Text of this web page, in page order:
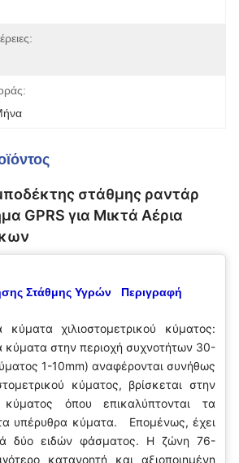
στάθμης ραντάρ
GPRS για Μικτά Αέρια
Στάθμης Υγρών Περιγραφή
κύματα χιλιοστομετρικού κύματος:
κύματα στην περιοχή συχνοτήτων 30-
1-10mm) αναφέρονται συνήθως
κύματος, βρίσκεται στην
όπου επικαλύπτονται τα
υπέρυθρα κύματα. Επομένως, έχει
δύο ειδών φάσματος. Η ζώνη 76-
κατανοητή και αξιοποιημένη